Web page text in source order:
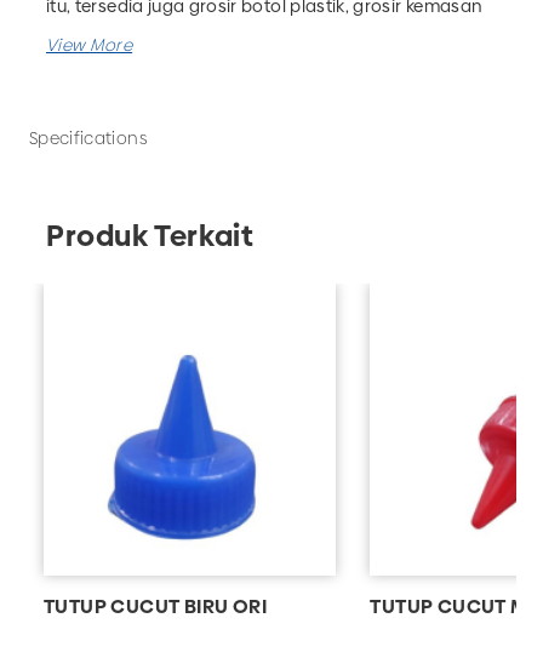
itu, tersedia juga grosir botol plastik, grosir kemasan
farmasi, grosir kemasan rumah tangga dan masih
Specifications
Produk Terkait
TUTUP CUCUT BIRU ORI TUTUP CUCUT